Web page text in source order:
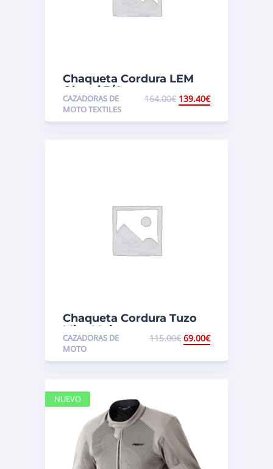
Chaqueta Cordura LEM
Okami 3/4
CAZADORAS DE
MOTO TEXTILES
164.00€ 139.40€
Chaqueta Cordura Tuzo
Mizz Mujer
CAZADORAS DE
MOTO
115.00€ 69.00€
NUEVO